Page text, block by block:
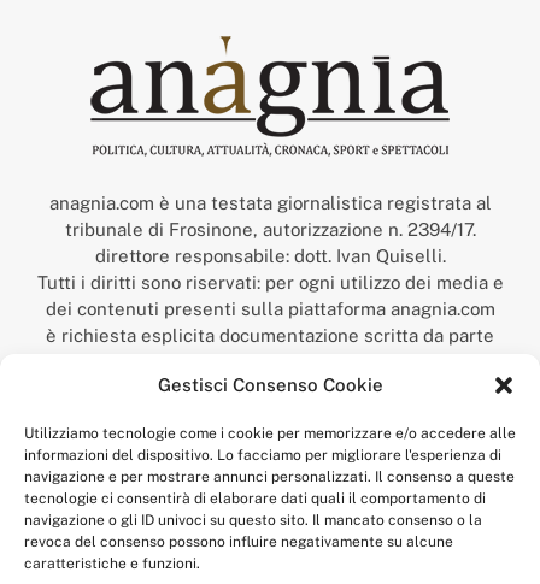
Gestisci Consenso Cookie
Utilizziamo tecnologie come i cookie per memorizzare e/o accedere alle
informazioni del dispositivo. Lo facciamo per migliorare l'esperienza di
navigazione e per mostrare annunci personalizzati. Il consenso a queste
tecnologie ci consentirà di elaborare dati quali il comportamento di
navigazione o gli ID univoci su questo sito. Il mancato consenso o la
revoca del consenso possono influire negativamente su alcune
caratteristiche e funzioni.
anagnia.com è una testata giornalistica registrata al
tribunale di Frosinone, autorizzazione n. 2394/17.
direttore responsabile: dott. Ivan Quiselli.
Tutti i diritti sono riservati: per ogni utilizzo dei media e
dei contenuti presenti sulla piattaforma anagnia.com
è richiesta esplicita documentazione scritta da parte
“Anagnia” è un marchio registrato presso l’Ufficio Italiano
Economico,
num. registrazione: 302017000014044 del 9 febbraio 2017.
Per contatti:redazione@anagnia.com